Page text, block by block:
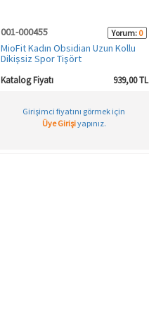
001-000455 Yorum: 0
MioFit Kadın Obsidian Uzun Kollu
Dikişsiz Spor Tişört
Katalog Fiyatı 939,00 TL
Girişimci fiyatını görmek için
Üye Girişiyapınız.